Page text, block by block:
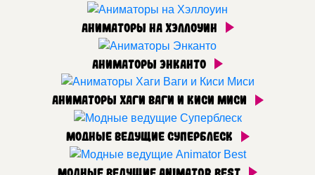
Аниматоры на Хэллоуин
Аниматоры Энканто
Аниматоры Хаги Ваги и Киси Миси
Модные ведущие Суперблеск
Модные ведущие Animator Best